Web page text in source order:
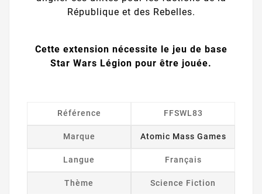
République et des Rebelles.
Cette extension nécessite le jeu de base
Star Wars Légion pour être jouée.
Référence FFSWL83
Marque Atomic Mass Games
Langue Français
Thème Science Fiction